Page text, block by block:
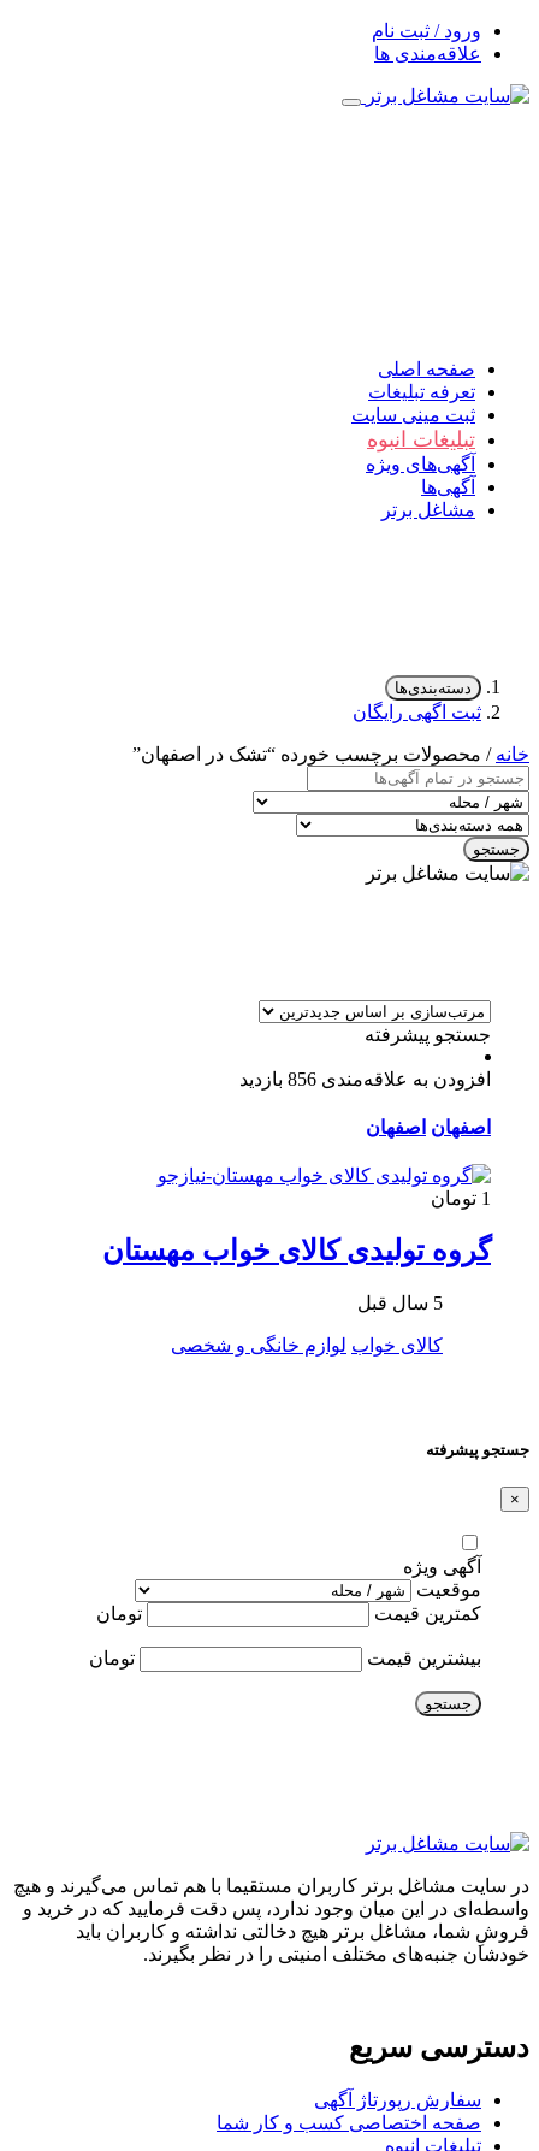
ورود / ثبت نام
علاقه‌مندی ها
صفحه اصلی
تعرفه تبلیغات
ثبت مینی سایت
تبلیغات انبوه
آگهی‌های ویژه
آگهی‌ها
مشاغل برتر
دسته‌بندی‌ها
ثبت اگهی رایگان
خانه / محصولات برچسب خورده “تشک در اصفهان”
جستجو
جستجو پیشرفته
افزودن به علاقه‌مندی 856 بازدید
اصفهان اصفهان
1 تومان
گروه تولیدی کالای خواب مهستان
5 سال قبل
کالای خواب لوازم خانگی و شخصی
جستجو پیشرفته
×
آگهی ویژه
موقعیت
کمترین قیمت
تومان
بیشترین قیمت تومان
جستجو
در سایت مشاغل برتر کاربران مستقیما با هم تماس می‌گیرند و هیچ
واسطه‌ای در این میان وجود ندارد، پس دقت فرمایید که در خرید و
فروشِ شما، مشاغل برتر هیچ دخالتی نداشته و کاربران باید
خودشان جنبه‌های مختلف امنیتی را در نظر بگیرند.
دسترسی سریع
سفارش رپورتاژ آگهی
صفحه اختصاصی کسب و کار شما
تبلیغات انبوه